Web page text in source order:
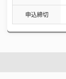
申込締切